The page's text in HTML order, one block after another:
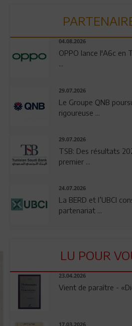
04.08.2026
OPPO lance l'A6c en
...
29.07.2026
Le Groupe QNB
rigoureuse ...
29.07.2026
TSB: Des résultats
premier ...
24.07.2026
La BERD et l’UBCI
partenariat ...
LU POUR
23.04.2026
Vient de paraître -